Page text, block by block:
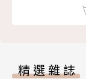
精選雜誌